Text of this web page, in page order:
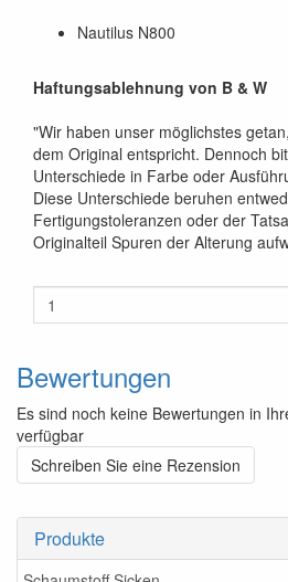
Produkte
Nautilus N800
Haftungsablehnung von B & W
"Wir haben unser möglichstes
dem Original entspricht. Dennoch
Unterschiede in Farbe oder
Diese Unterschiede beruhen
Fertigungstoleranzen oder der
Originalteil Spuren der Alterung
Bewertungen
Es sind noch keine Bewertungen in
verfügbar
Schreiben Sie eine Rezension